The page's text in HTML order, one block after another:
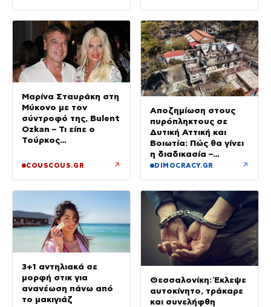
Μαρίνα Σταυράκη στη
Μύκονο με τον
σύντροφό της, Bulent
Ozkan – Τι είπε ο
Τούρκος
κάμερα
COUSCOUS.GR ↗
Αποζημίωση στους
πυρόπληκτους σε
Δυτική Αττική και
Βοιωτία: Πώς θα γίνει
η διαδικασία –
Ξεκινούν τη Δευτέρα
DIMOCRACY.GR ↗
3+1 αντηλιακά σε
μορφή στικ για
ανανέωση πάνω από
το μακιγιάζ
Θεσσαλονίκη: Έκλεψε
αυτοκίνητο, τράκαρε
και συνελήφθη